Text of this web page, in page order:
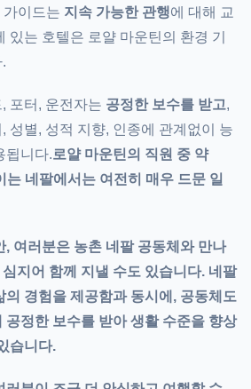
가이드는 지속 가능한 관행에 대해 교
있는 호텔은 로얄 마운틴의 환경 기
포터, 운전자는 공정한 보수를 받고,
성별, 성적 지향, 인종에 관계없이 능
됩니다.로얄 마운틴의 직원 중 약
는 네팔에서는 여전히 매우 드문 일
, 여러분은 농촌 네팔 공동체 와 만나
지어 함께 지낼 수도 있습니다. 네팔
의 경험을 제공함과 동시에, 공동체도
공정한 보수를 받아 생활 수준을 향상
습니다.